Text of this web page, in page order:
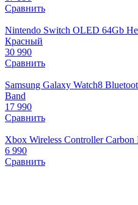
Сравнить
Nintendo Switch OLED 64Gb
Красный
30 990
Сравнить
Samsung Galaxy Watch8
Band
17 990
Сравнить
Xbox Wireless Controller Carbon
6 990
Сравнить